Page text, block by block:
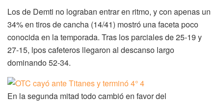
Los de Demti no lograban entrar en ritmo, y con apenas un
34% en tiros de cancha (14/41) mostró una faceta poco
conocida en la temporada. Tras los parciales de 25-19 y
27-15, lpos cafeteros llegaron al descanso largo
dominando 52-34.
En la segunda mitad todo cambió en favor del